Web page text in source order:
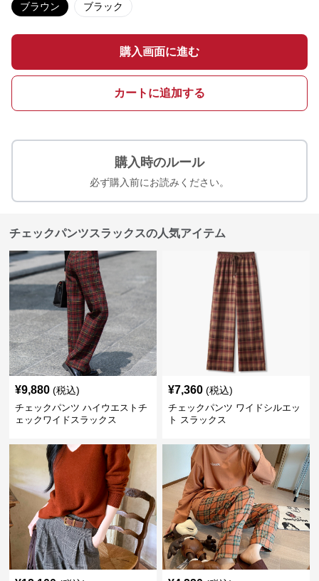
ブラウン ブラック
購入画面に進む
カートに追加する
購入時のルール
必ず購入前にお読みください。
チェックパンツスラックスの人気アイテム
¥9,880 (税込)
チェックパンツ ハイウエストチ
ェックワイドスラックス
¥7,360 (税込)
チェックパンツ ワイドシルエッ
ト スラックス